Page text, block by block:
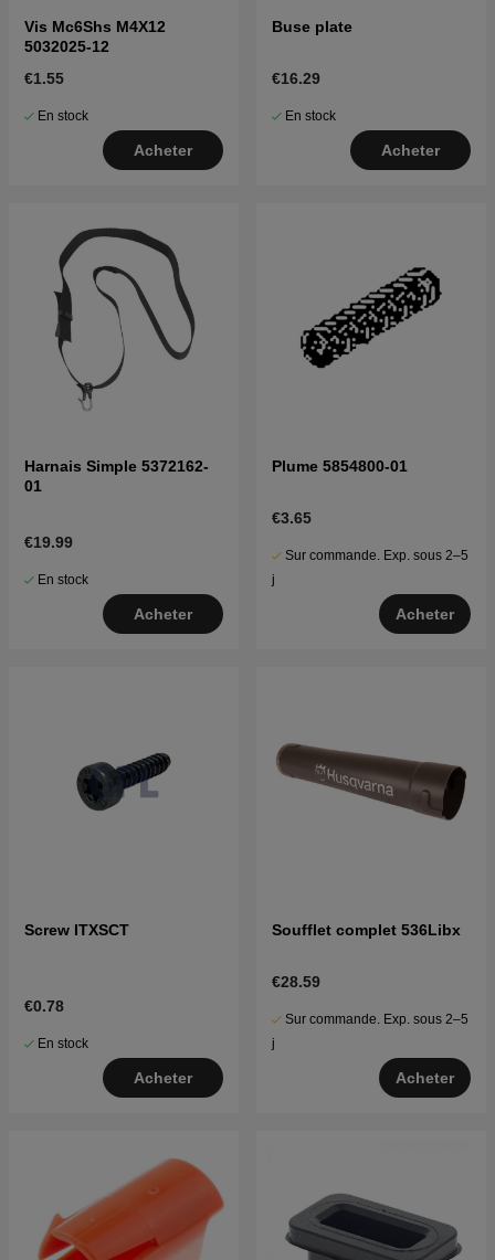
Vis Mc6Shs M4X12
5032025-12
€1.55
En stock
Acheter
Buse plate
€16.29
En stock
Acheter
Harnais Simple 5372162-
01
€19.99
En stock
Acheter
Plume 5854800-01
€3.65
Sur commande. Exp. sous 2–5
j
Acheter
Screw ITXSCT
€0.78
En stock
Acheter
Soufflet complet 536Libx
€28.59
Sur commande. Exp. sous 2–5
j
Acheter